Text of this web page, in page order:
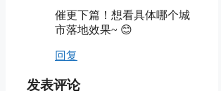
催更下篇！想看具体哪个城
市落地效果~ 😊
回复
发表评论